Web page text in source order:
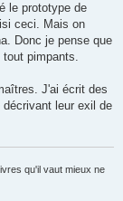
le prototype de
ceci. Mais on
Donc je pense que
pimpants.
J'ai écrit des
leur exil de
qu'il vaut mieux ne